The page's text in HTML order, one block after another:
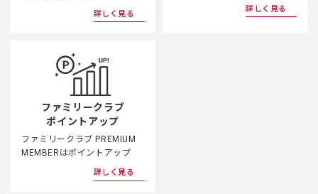
詳しく見る
詳しく見る
ファミリークラブ
ポイントアップ
ファミリークラブ PREMIUM
MEMBERはポイントアップ
詳しく見る